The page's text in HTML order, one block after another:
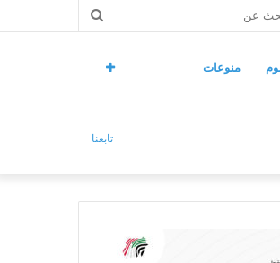
بحث
منوعات
تابعنا